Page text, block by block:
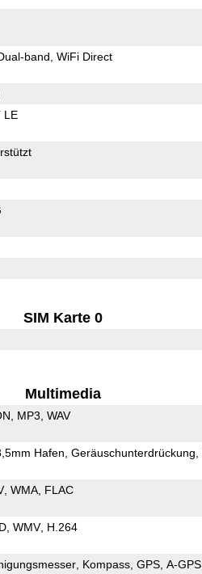
band WiFi Direct
LE
SIM Karte 0
Multimedia
MP3 WAV
Hafen Geräuschunterdrückung
WMA FLAC
WMV H.264
Kompass GPS A-GPS